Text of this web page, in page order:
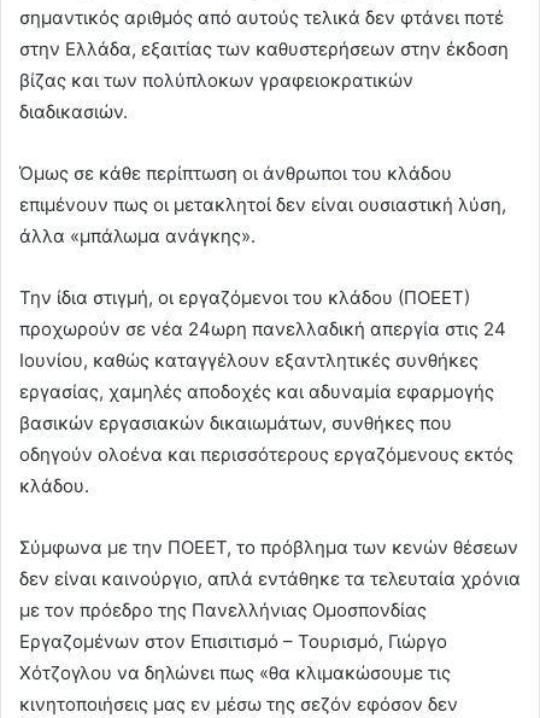
σημαντικός αριθμός από αυτούς τελικά δεν φτάνει ποτέ
στην Ελλάδα, εξαιτίας των καθυστερήσεων στην έκδοση
βίζας και των πολύπλοκων γραφειοκρατικών
διαδικασιών.
Όμως σε κάθε περίπτωση οι άνθρωποι του κλάδου
επιμένουν πως οι μετακλητοί δεν είναι ουσιαστική λύση,
άλλα «μπάλωμα ανάγκης».
Την ίδια στιγμή, οι εργαζόμενοι του κλάδου (ΠΟΕΕΤ)
προχωρούν σε νέα 24ωρη πανελλαδική απεργία στις 24
Ιουνίου, καθώς καταγγέλουν εξαντλητικές συνθήκες
εργασίας, χαμηλές αποδοχές και αδυναμία εφαρμογής
βασικών εργασιακών δικαιωμάτων, συνθήκες που
οδηγούν ολοένα και περισσότερους εργαζόμενους εκτός
κλάδου.
Σύμφωνα με την ΠΟΕΕΤ, το πρόβλημα των κενών θέσεων
δεν είναι καινούργιο, απλά εντάθηκε τα τελευταία χρόνια
με τον πρόεδρο της Πανελλήνιας Ομοσπονδίας
Εργαζομένων στον Επισιτισμό – Τουρισμό, Γιώργο
Χότζογλου να δηλώνει πως «θα κλιμακώσουμε τις
κινητοποιήσεις μας εν μέσω της σεζόν εφόσον δεν